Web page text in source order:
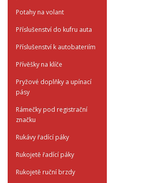
Potahy na volant
Příslušenství do kufru auta
Příslušenství k autobateriím
Přívěšky na klíče
Pryžové doplňky a upínací
pásy
Rámečky pod registrační
značku
Rukávy řadící páky
Rukojetě řadící páky
Rukojetě ruční brzdy